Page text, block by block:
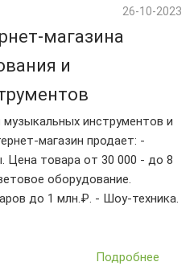
26-10-2023
магазина
и
музыкальных инструментов и
магазин продает: -
Цена товара от 30 000 - до 8
оборудование.
до 1 млн.₽. - Шоу-техника.
Подробнее